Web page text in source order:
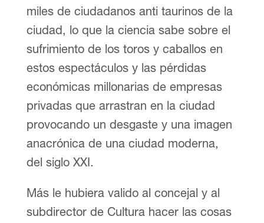
miles de ciudadanos anti taurinos de la
ciudad, lo que la ciencia sabe sobre el
sufrimiento de los toros y caballos en
estos espectáculos y las pérdidas
económicas millonarias de empresas
privadas que arrastran en la ciudad
provocando un desgaste y una imagen
anacrónica de una ciudad moderna,
del siglo XXI.
Más le hubiera valido al concejal y al
subdirector de Cultura hacer las cosas